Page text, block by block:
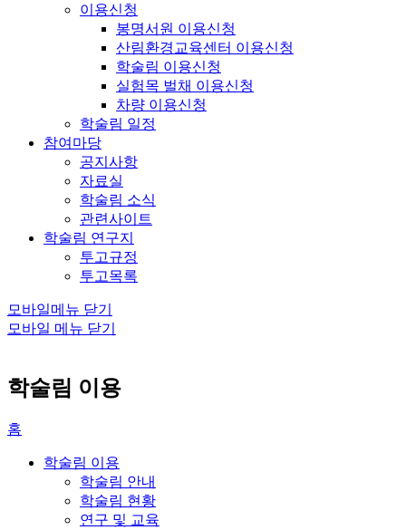
이용신청
봉명서원 이용신청
산림환경교육센터 이용신청
학술림 이용신청
실험목 벌채 이용신청
차량 이용신청
학술림 일정
참여마당
공지사항
자료실
학술림 소식
관련사이트
학술림 연구지
투고규정
투고목록
모바일메뉴 닫기
모바일 메뉴 닫기
학술림 이용
홈
학술림 이용
학술림 안내
학술림 현황
연구 및 교육